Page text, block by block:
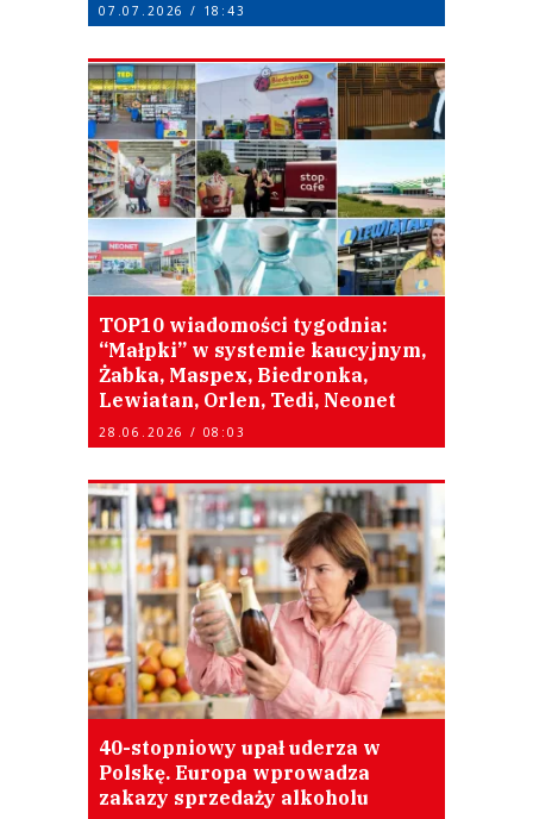
07.07.2026 / 18:43
TOP10 wiadomości tygodnia:
“Małpki” w systemie kaucyjnym,
Żabka, Maspex, Biedronka,
Lewiatan, Orlen, Tedi, Neonet
28.06.2026 / 08:03
40-stopniowy upał uderza w
Polskę. Europa wprowadza
zakazy sprzedaży alkoholu